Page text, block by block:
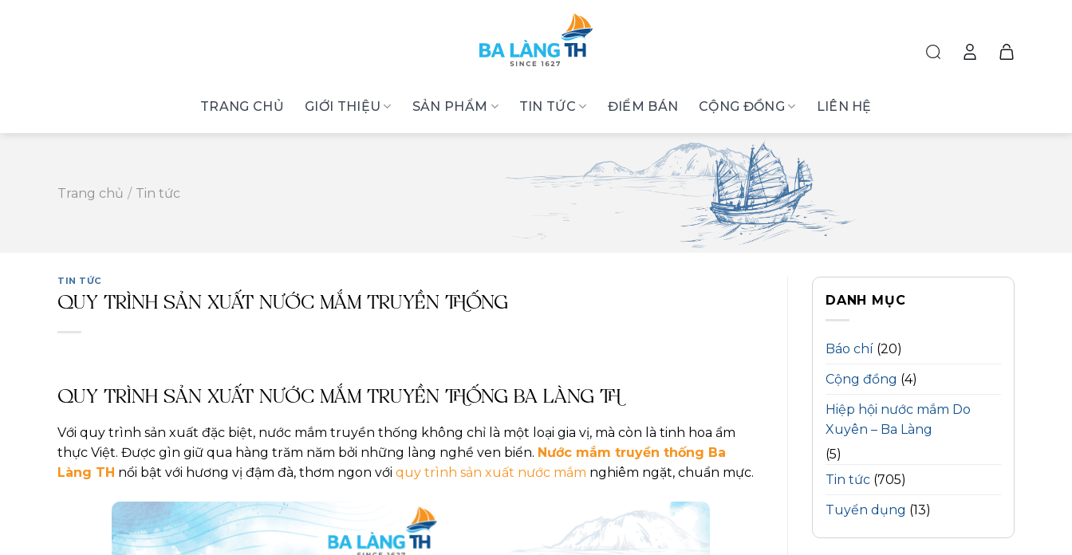
TRANG CHỦ GIỚI THIỆU SẢN PHẨM TIN TỨC ĐIỂM BÁN CỘNG ĐỒNG LIÊN HỆ
Trang chủ / Tin tức
TIN TỨC
QUY TRÌNH SẢN XUẤT NƯỚC MẮM TRUYỀN THỐNG
QUY TRÌNH SẢN XUẤT NƯỚC MẮM TRUYỀN THỐNG BA LÀNG TH
Với quy trình sản xuất đặc biệt, nước mắm truyền thống không chỉ là một loại gia vị, mà còn là tinh hoa ẩm
thực Việt. Được gìn giữ qua hàng trăm năm bởi những làng nghề ven biển. Nước mắm truyền thống Ba
Làng TH nổi bật với hương vị đậm đà, thơm ngon với quy trình sản xuất nước mắm nghiêm ngặt, chuẩn mực.
DANH MỤC
Báo chí (20)
Cộng đồng (4)
Hiệp hội nước mắm Do
Xuyên – Ba Làng
(5)
Tin tức (705)
Tuyển dụng (13)